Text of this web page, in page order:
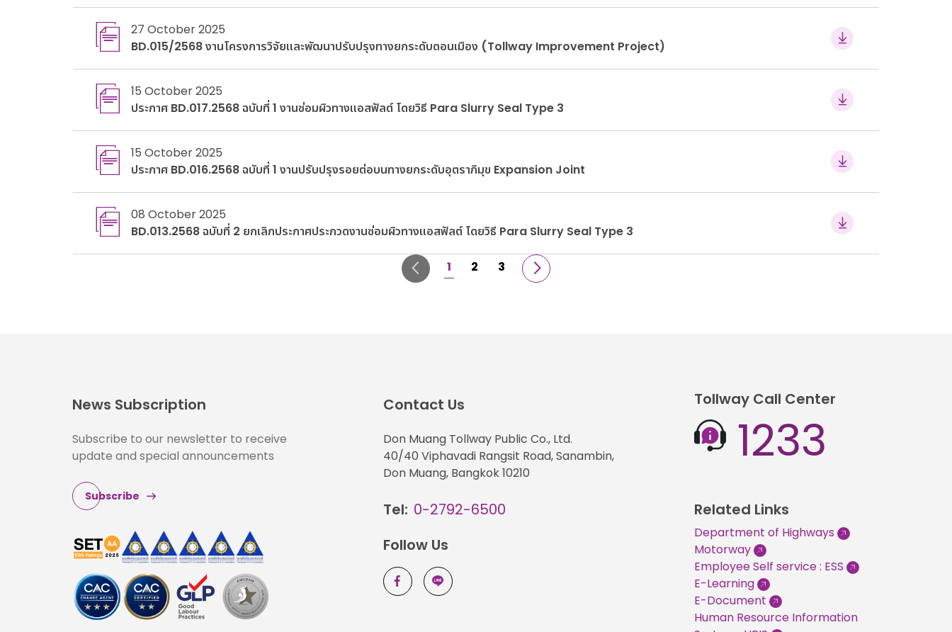
27 October 2025
BD.015/2568 งานโครงการวิจัยและพัฒนาปรับปรุงทางยกระดับดอนเมือง (Tollway Improvement Project)
15 October 2025
ประกาศ BD.017.2568 ฉบับที่ 1 งานซ่อมผิวทางแอสฟัลต์ โดยวิธี Para Slurry Seal Type 3
15 October 2025
ประกาศ BD.016.2568 ฉบับที่ 1 งานปรับปรุงรอยต่อบนทางยกระดับอุตราภิมุข Expansion Joint
08 October 2025
BD.013.2568 ฉบับที่ 2 ยกเลิกประกาศประกวดงานซ่อมผิวทางแอสฟัลต์ โดยวิธี Para Slurry Seal Type 3
1 2 3
News Subscription
Subscribe to our newsletter to receive
update and special announcements
Subscribe
Contact Us
Don Muang Tollway Public Co., Ltd.
40/40 Viphavadi Rangsit Road, Sanambin,
Don Muang, Bangkok 10210
Tel: 0-2792-6500
Follow Us
Tollway Call Center
1233
Related Links
Department of Highways
Motorway
Employee Self service : ESS
E-Learning
E-Document
Human Resource Information